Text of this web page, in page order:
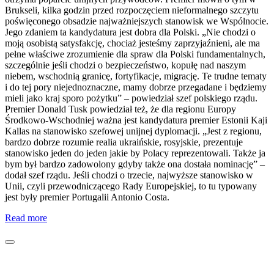
Brukseli, kilka godzin przed rozpoczęciem nieformalnego szczytu
poświęconego obsadzie najważniejszych stanowisk we Wspólnocie.
Jego zdaniem ta kandydatura jest dobra dla Polski. „Nie chodzi o
moją osobistą satysfakcję, chociaż jesteśmy zaprzyjaźnieni, ale ma
pełne właściwe zrozumienie dla spraw dla Polski fundamentalnych,
szczególnie jeśli chodzi o bezpieczeństwo, kopułę nad naszym
niebem, wschodnią granicę, fortyfikacje, migrację. Te trudne tematy
i do tej pory niejednoznaczne, mamy dobrze przegadane i będziemy
mieli jako kraj sporo pożytku” – powiedział szef polskiego rządu.
Premier Donald Tusk powiedział też, że dla regionu Europy
Środkowo-Wschodniej ważna jest kandydatura premier Estonii Kaji
Kallas na stanowisko szefowej unijnej dyplomacji. „Jest z regionu,
bardzo dobrze rozumie realia ukraińskie, rosyjskie, prezentuje
stanowisko jeden do jeden jakie by Polacy reprezentowali. Także ja
bym był bardzo zadowolony gdyby także ona dostała nominację” –
dodał szef rządu. Jeśli chodzi o trzecie, najwyższe stanowisko w
Unii, czyli przewodniczącego Rady Europejskiej, to tu typowany
jest były premier Portugalii Antonio Costa.
Read more